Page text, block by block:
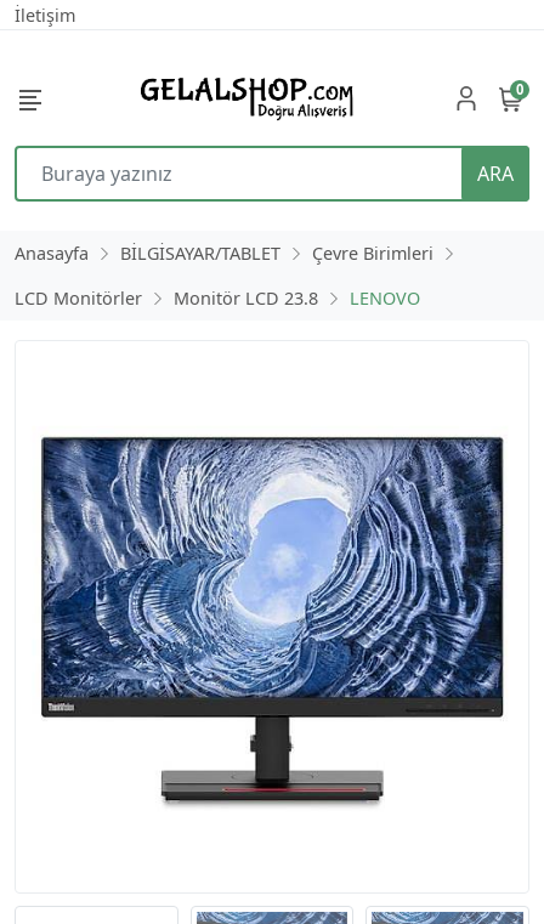
İletişim
ARA
0
Anasayfa BİLGİSAYAR/TABLET
Çevre Birimleri
LCD Monitörler
Monitör LCD 23.8 LENOVO